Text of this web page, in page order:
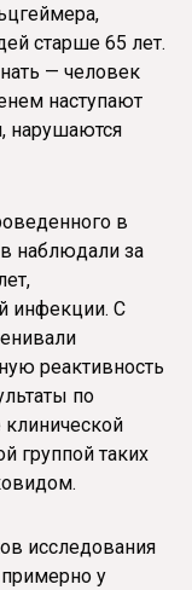
старше 65 лет.
— человек
наступают
нарушаются
в
наблюдали за
инфекции. С
реактивность
по
группой таких
исследования
у